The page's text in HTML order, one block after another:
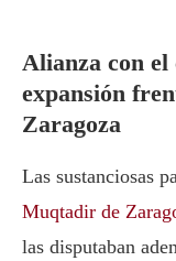
Alianza con el
expansión
Zaragoza
Las sustanciosas
Muqtadir de
las disputaban